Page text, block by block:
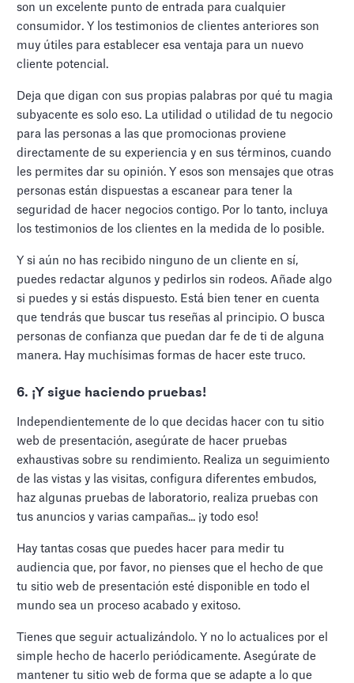
son un excelente punto de entrada para cualquier
consumidor. Y los testimonios de clientes anteriores son
muy útiles para establecer esa ventaja para un nuevo
cliente potencial.
Deja que digan con sus propias palabras por qué tu magia
subyacente es solo eso. La utilidad o utilidad de tu negocio
para las personas a las que promocionas proviene
directamente de su experiencia y en sus términos, cuando
les permites dar su opinión. Y esos son mensajes que otras
personas están dispuestas a escanear para tener la
seguridad de hacer negocios contigo. Por lo tanto, incluya
los testimonios de los clientes en la medida de lo posible.
Y si aún no has recibido ninguno de un cliente en sí,
puedes redactar algunos y pedirlos sin rodeos. Añade algo
si puedes y si estás dispuesto. Está bien tener en cuenta
que tendrás que buscar tus reseñas al principio. O busca
personas de confianza que puedan dar fe de ti de alguna
manera. Hay muchísimas formas de hacer este truco.
6. ¡Y sigue haciendo pruebas!
Independientemente de lo que decidas hacer con tu sitio
web de presentación, asegúrate de hacer pruebas
exhaustivas sobre su rendimiento. Realiza un seguimiento
de las vistas y las visitas, configura diferentes embudos,
haz algunas pruebas de laboratorio, realiza pruebas con
tus anuncios y varias campañas... ¡y todo eso!
Hay tantas cosas que puedes hacer para medir tu
audiencia que, por favor, no pienses que el hecho de que
tu sitio web de presentación esté disponible en todo el
mundo sea un proceso acabado y exitoso.
Tienes que seguir actualizándolo. Y no lo actualices por el
simple hecho de hacerlo periódicamente. Asegúrate de
mantener tu sitio web de forma que se adapte a lo que